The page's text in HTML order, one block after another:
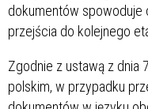
dokumentów spowoduje
przejścia do kolejnego
Zgodnie z ustawą z dnia
polskim, w przypadku